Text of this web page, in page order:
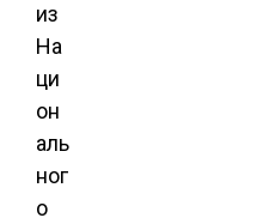
из
На
ци
он
аль
ног
о